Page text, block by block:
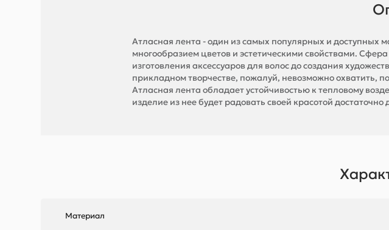
Атласная лента - один из самых популярных и доступных
многообразием цветов и эстетическими свойствами.
изготовления аксессуаров для волос до создания
прикладном творчестве, пожалуй, невозможно охватить,
Атласная лента обладает устойчивостью к тепловому
изделие из нее будет радовать своей красотой достаточно
Материал